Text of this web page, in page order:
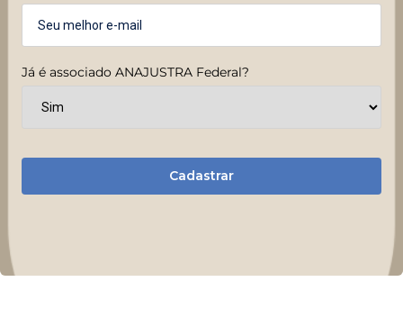
Já é associado ANAJUSTRA Federal?
Cadastrar